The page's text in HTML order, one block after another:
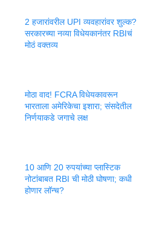
2 हजारांवरील UPI व्यवहारांवर शुल्क?
सरकारच्या नव्या विधेयकानंतर RBIचं
मोठं वक्तव्य
मोठा वाद! FCRA विधेयकावरून
भारताला अमेरिकेचा इशारा; संसदेतील
निर्णयाकडे जगाचे लक्ष
10 आणि 20 रुपयांच्या प्लास्टिक
नोटांबाबत RBI ची मोठी घोषणा; कधी
होणार लॉन्च?